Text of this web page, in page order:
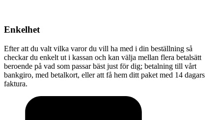
Enkelhet
Efter att du valt vilka varor du vill ha med i din beställning så
checkar du enkelt ut i kassan och kan välja mellan flera betalsätt
beroende på vad som passar bäst just för dig; betalning till vårt
bankgiro, med betalkort, eller att få hem ditt paket med 14 dagars
faktura.